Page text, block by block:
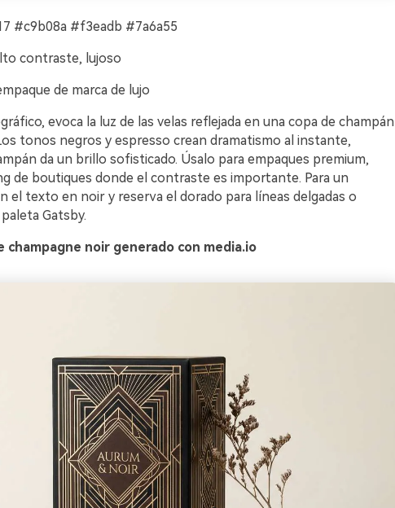
#c9b08a #f3eadb #7a6a55
contraste, lujoso
de marca de lujo
evoca la luz de las velas reflejada en una copa de champán
tonos negros y espresso crean dramatismo al instante,
da un brillo sofisticado. Úsalo para empaques premium,
de boutiques donde el contraste es importante. Para un
el texto en noir y reserva el dorado para líneas delgadas o
Gatsby.
champagne noir generado con media.io